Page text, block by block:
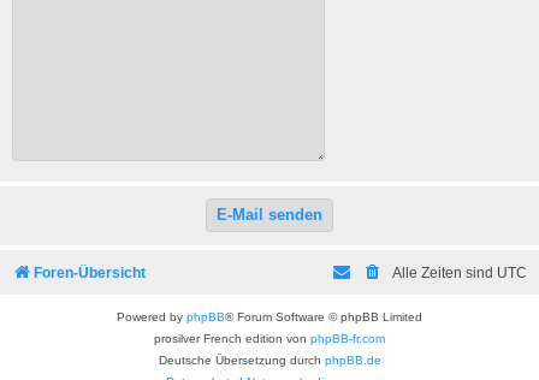
Foren-Übersicht Alle Zeiten sind UTC
Powered by phpBB® Forum Software © phpBB Limited
prosilver French edition von phpBB-fr.com
Deutsche Übersetzung durch phpBB.de